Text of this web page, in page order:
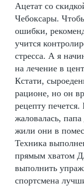
Ацетат со
Чебоксары.
ошибки,
учится
стресса. А я
на лечение в
Кстати,
рационе, но он
рецепту
жаловалась,
жили они в
Техника
прямым хватом
выполнить
спортсмена